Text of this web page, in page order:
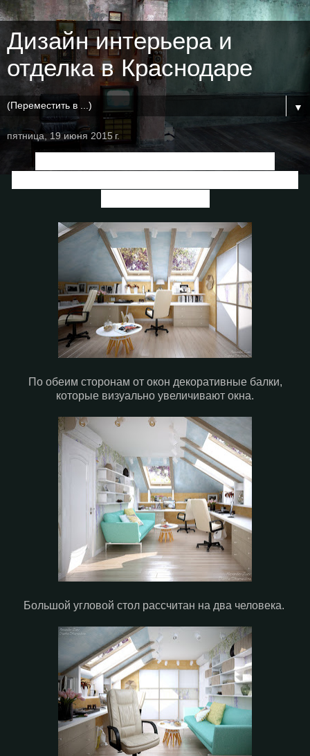
Дизайн интерьера и
отделка в Краснодаре
▼
пятница, 19 июня 2015 г.
По обеим сторонам от окон декоративные балки,
которые визуально увеличивают окна.
Большой угловой стол рассчитан на два человека.